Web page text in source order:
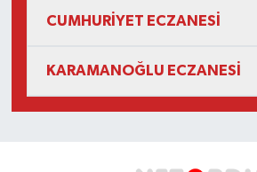
CUMHURİYET ECZANESİ
KARAMANOĞLU ECZANESİ